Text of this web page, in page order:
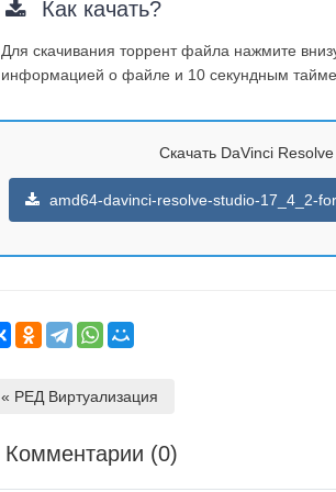
Как качать?
Для скачивания торрент файла нажмите
информацией о файле и 10 секундным
Скачать DaVinci
amd64-davinci-resolve-studio-17_4_2-
« РЕД Виртуализация
Комментарии (0)